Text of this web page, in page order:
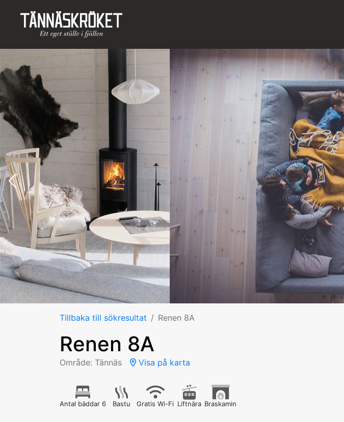
Tillbaka till sökresultat Renen 8A
Renen 8A
Område: Tännäs Visa på karta
Antal bäddar 6 Bastu Gratis Wi-Fi Liftnära Braskamin